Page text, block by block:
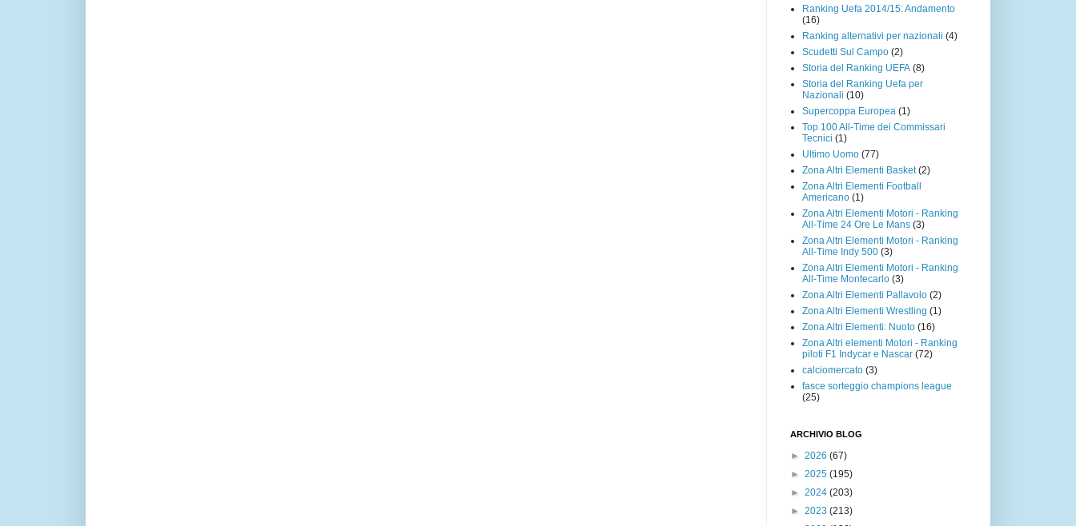
Ranking Uefa 2014/15: Andamento
(16)
Ranking alternativi per nazionali (4)
Scudetti Sul Campo (2)
Storia del Ranking UEFA (8)
Storia del Ranking Uefa per
Nazionali (10)
Supercoppa Europea (1)
Top 100 All-Time dei Commissari
Tecnici (1)
Ultimo Uomo (77)
Zona Altri Elementi Basket (2)
Zona Altri Elementi Football
Americano (1)
Zona Altri Elementi Motori - Ranking
All-Time 24 Ore Le Mans (3)
Zona Altri Elementi Motori - Ranking
All-Time Indy 500 (3)
Zona Altri Elementi Motori - Ranking
All-Time Montecarlo (3)
Zona Altri Elementi Pallavolo (2)
Zona Altri Elementi Wrestling (1)
Zona Altri Elementi: Nuoto (16)
Zona Altri elementi Motori - Ranking
piloti F1 Indycar e Nascar (72)
calciomercato (3)
fasce sorteggio champions league
(25)
ARCHIVIO BLOG
► 2026 (67)
► 2025 (195)
► 2024 (203)
► 2023 (213)